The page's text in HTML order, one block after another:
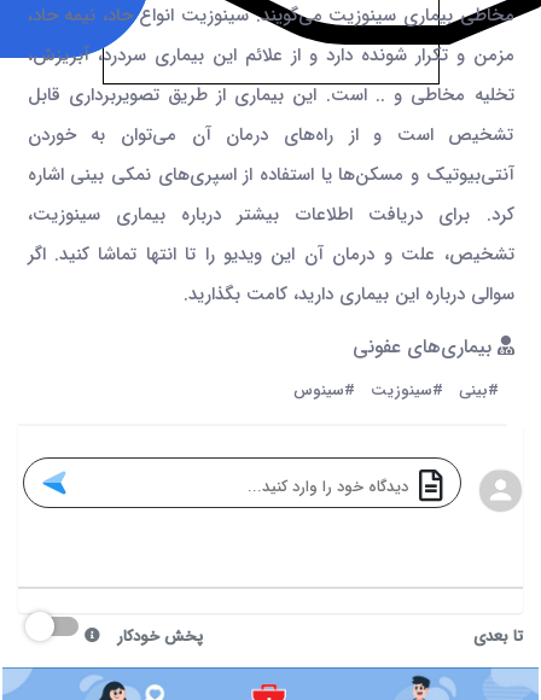
مخاطی بیماری سینوزیت می‌گویند. سینوزیت انواع حاد، نیمه حاد،
مزمن و تکرار شونده دارد و از علائم این بیماری سردرد، آبریزش،
تخلیه مخاطی و .. است. این بیماری از طریق تصویربرداری قابل
تشخیص است و از راه‌های درمان آن می‌توان به خوردن
آنتی‌بیوتیک و مسکن‌ها یا استفاده از اسپری‌های نمکی بینی اشاره
کرد. برای دریافت اطلاعات بیشتر درباره بیماری سینوزیت،
تشخیص، علت و درمان آن این ویدیو را تا انتها تماشا کنید. اگر
سوالی درباره این بیماری دارید، کامت بگذارید.
بیماری‌های عفونی
#بینی #سینوزیت #سینوس
تا بعدی پخش خودکار